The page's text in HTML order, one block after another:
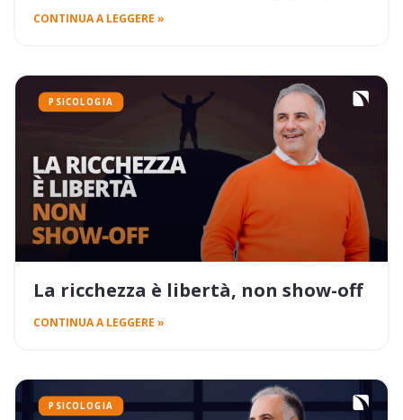
CONTINUA A LEGGERE »
PSICOLOGIA
La ricchezza è libertà, non show-off
CONTINUA A LEGGERE »
PSICOLOGIA